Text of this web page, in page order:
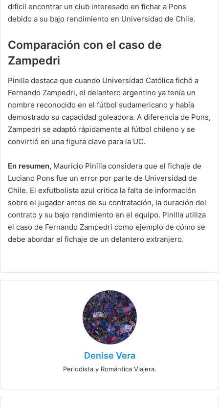
difícil encontrar un club interesado en fichar a Pons
debido a su bajo rendimiento en Universidad de Chile.
Comparación con el caso de
Zampedri
Pinilla destaca que cuando Universidad Católica fichó a
Fernando Zampedri, el delantero argentino ya tenía un
nombre reconocido en el fútbol sudamericano y había
demostrado su capacidad goleadora. A diferencia de Pons,
Zampedri se adaptó rápidamente al fútbol chileno y se
convirtió en una figura clave para la UC.
En resumen, Mauricio Pinilla considera que el fichaje de
Luciano Pons fue un error por parte de Universidad de
Chile. El exfutbolista azul critica la falta de información
sobre el jugador antes de su contratación, la duración del
contrato y su bajo rendimiento en el equipo. Pinilla utiliza
el caso de Fernando Zampedri como ejemplo de cómo se
debe abordar el fichaje de un delantero extranjero.
Denise Vera
Periodista y Romántica Viajera.